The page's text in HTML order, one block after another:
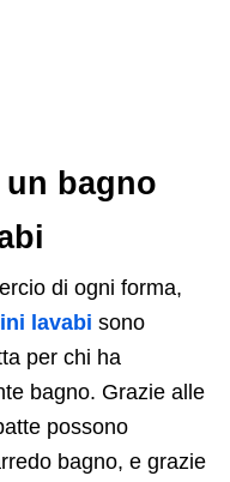
bagno
di ogni forma,
lavabi sono
per chi ha
bagno. Grazie alle
possono
bagno, e grazie